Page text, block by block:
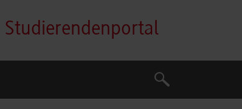
Studierendenportal
Suche
Suche